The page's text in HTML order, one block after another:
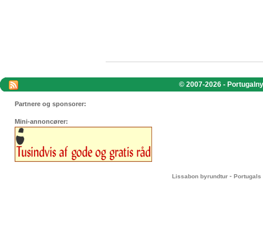
© 2007-2026 -
Partnere og sponsorer:
Mini-annoncører:
Lissabon byrundtur -